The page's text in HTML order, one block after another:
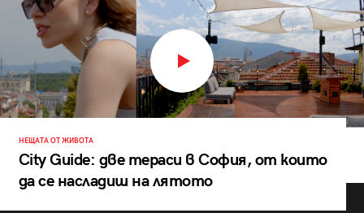
НЕЩАТА ОТ ЖИВОТА
City Guide: две тераси в София, от които
да се насладиш на лятото